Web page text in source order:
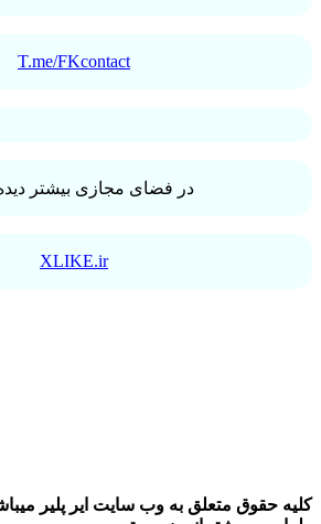
T.me/FKcontact
در فضای مجازی بیشتر
XLIKE.ir
کلیه حقوق متعلق به وب سایت ایر پلیر